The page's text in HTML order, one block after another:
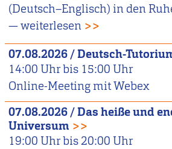
(Deutsch–Englisch) in den
— weiterlesen >>
07.08.2026/Deutsch-
14:00 Uhr bis 15:00 Uhr
Online-Meeting mit Webex
07.08.2026/Das heiße und
Universum >>
19:00 Uhr bis20:00 Uhr